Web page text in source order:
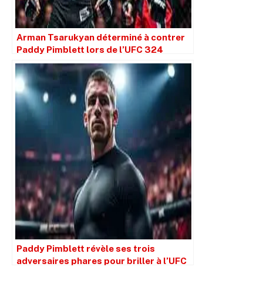
Arman Tsarukyan déterminé à contrer
Paddy Pimblett lors de l’UFC 324
Paddy Pimblett révèle ses trois
adversaires phares pour briller à l’UFC